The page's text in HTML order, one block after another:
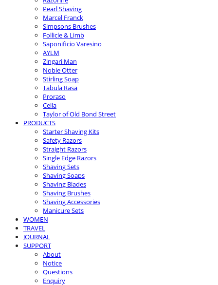
Pearl Shaving
Marcel Franck
Simpsons Brushes
Follicle & Limb
Saponificio Varesino
AYLM
Zingari Man
Noble Otter
Stirling Soap
Tabula Rasa
Proraso
Cella
Taylor of Old Bond Street
PRODUCTS
Starter Shaving Kits
Safety Razors
Straight Razors
Single Edge Razors
Shaving Sets
Shaving Soaps
Shaving Blades
Shaving Brushes
Shaving Accessories
Manicure Sets
WOMEN
TRAVEL
JOURNAL
SUPPORT
About
Notice
Questions
Enquiry